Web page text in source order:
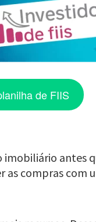
de FIIS
antes
as compras